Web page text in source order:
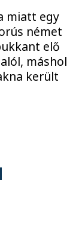
miatt egy
német
elő
máshol
került